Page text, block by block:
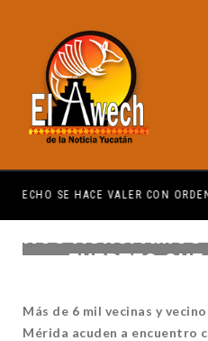
PREVENCIÓN Y VIGILANCIA
NOS
FUERTES
Más de 6 mil vecinas y
Mérida acuden a encuentro